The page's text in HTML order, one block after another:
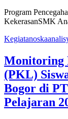
Program
KekerasanSMK
Kegiatan
Monitoring
(PKL)
Bogor di
Pelajaran